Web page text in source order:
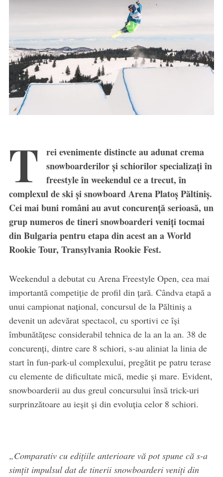
T
rei evenimente distincte au adunat crema
snowboarderilor și schiorilor specializați în
freestyle în weekendul ce a trecut, în
complexul de ski și snowboard Arena Platoș Păltiniș.
Cei mai buni români au avut concurență serioasă, un
grup numeros de tineri snowboarderi veniți tocmai
din Bulgaria pentru etapa din acest an a World
Rookie Tour, Transylvania Rookie Fest.
Weekendul a debutat cu Arena Freestyle Open, cea mai
importantă competiție de profil din țară. Cândva etapă a
unui campionat național, concursul de la Păltiniș a
devenit un adevărat spectacol, cu sportivi ce își
îmbunătățesc considerabil tehnica de la an la an. 38 de
concurenți, dintre care 8 schiori, s-au aliniat la linia de
start în fun-park-ul complexului, pregătit pe patru terase
cu elemente de dificultate mică, medie și mare. Evident,
snowboarderii au dus greul concursului însă trick-uri
surprinzătoare au ieșit și din evoluția celor 8 schiori.
„Comparativ cu edițiile anterioare vă pot spune că s-a
simțit impulsul dat de tinerii snowboarderi veniți din